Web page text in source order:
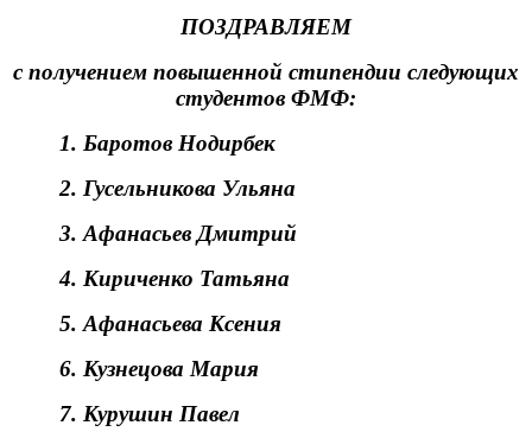
ПОЗДРАВЛЯЕМ
с получением повышенной стипендии следующих
студентов ФМФ:
1. Баротов Нодирбек
2. Гусельникова Ульяна
3.Афанасьев Дмитрий
4. Кириченко Татьяна
5.Афанасьева Ксения
6. Кузнецова Мария
7. Курушин Павел